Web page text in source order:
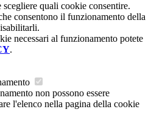
scegliere quali cookie consentire.
consentono il funzionamento della
necessari al funzionamento potete
.
non possono essere
l'elenco nella pagina della cookie